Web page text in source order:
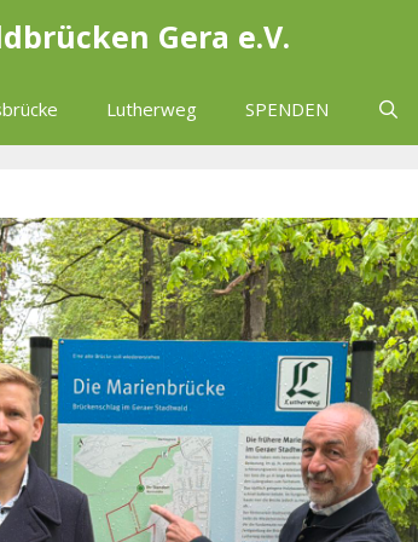
Gera e.V.
Lutherweg SPENDEN